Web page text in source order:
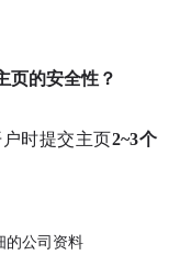
页的安全性？
时提交主页2~3个
的公司资料